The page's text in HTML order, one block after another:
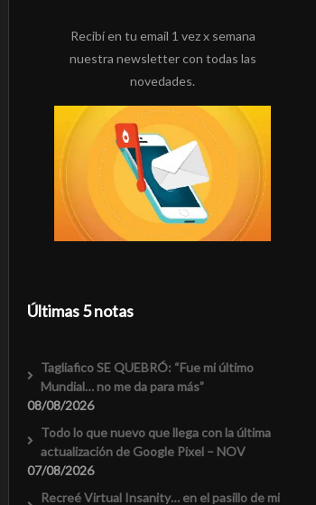
Recibí en tu email 1 vez x semana
nuestra newsletter con todas las
novedades.
Últimas 5 notas
Tagliafico SE QUEBRÓ: “Fue mi último
Mundial… no me da para más”
08/08/2026
Todo lo que nuevo que llega con la última
actualización de Google Pixel – NOV
07/08/2026
Recreé Virtual Insanity… en el pasillo de mi